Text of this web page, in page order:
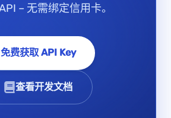
– 无需绑定信用卡。
免费获取 API Key
查看开发文档